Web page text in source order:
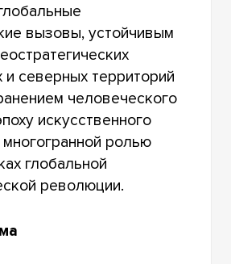
вызовы, устойчивым
и северных территорий
человеческого
искусственного
многогранной ролью
глобальной
революции.